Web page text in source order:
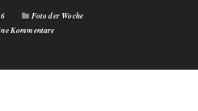
Foto der Woche
Kommentare